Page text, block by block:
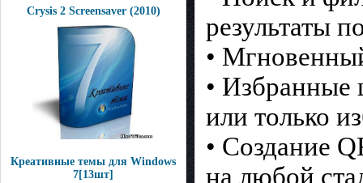
Crysis 2 Screensaver (2010)
Креативные темы для Windows
7[13шт]
результаты
•
• Избранные
или только
• Создание
на любой